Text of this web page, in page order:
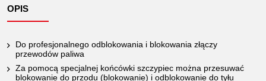
OPIS
Do profesjonalnego odblokowania i blokowania złączy
przewodów paliwa
Za pomocą specjalnej końcówki szczypiec można przesuwać
blokowanie do przodu (blokowanie) i odblokowanie do tyłu